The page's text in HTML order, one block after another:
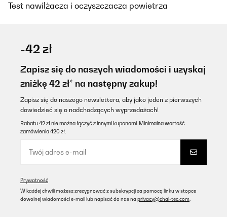
Test nawilżacza i oczyszczacza powietrza
-42 zł
Zapisz się do naszych wiadomości i uzyskaj
zniżkę 42 zł* na następny zakup!
Zapisz się do naszego newslettera, aby jako jeden z pierwszych
dowiedzieć się o nadchodzących wyprzedażach!
Rabatu 42 zł nie można łączyć z innymi kuponami. Minimalna wartość
zamówienia 420 zł.
Prywatność
W każdej chwili możesz zrezygnować z subskrypcji za pomocą linku w stopce
dowolnej wiadomości e-mail lub napisać do nas na privacy@chal-tec.com